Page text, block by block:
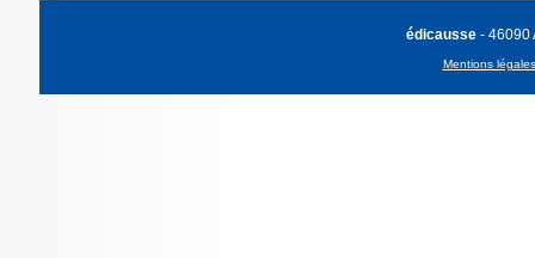
édicausse - 46090
Mentions légales